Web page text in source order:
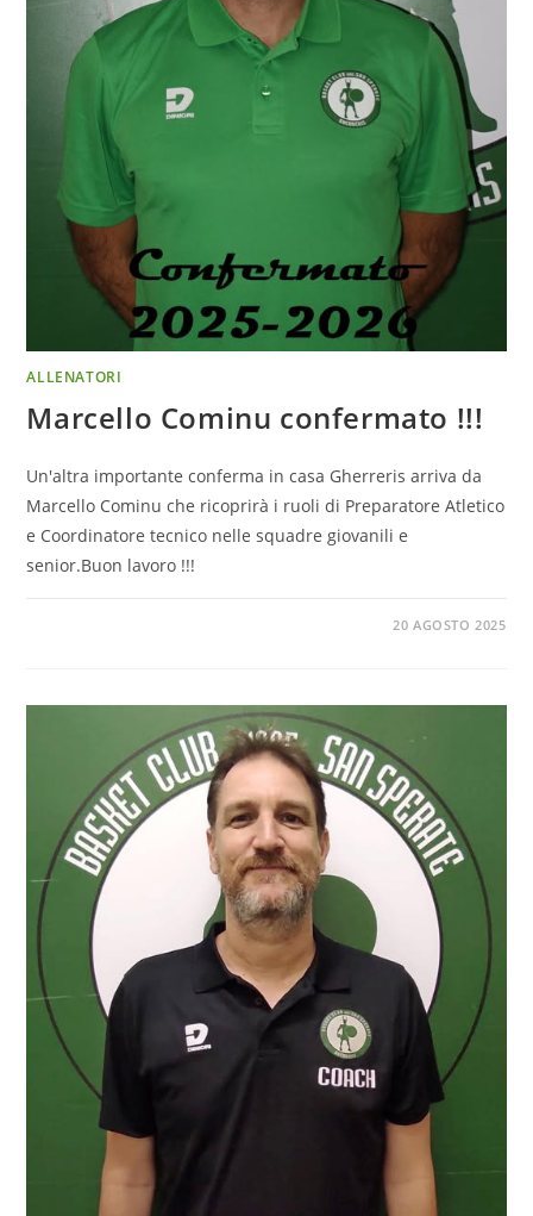
ALLENATORI
Marcello Cominu confermato !!!
Un'altra importante conferma in casa Gherreris arriva da
Marcello Cominu che ricoprirà i ruoli di Preparatore Atletico
e Coordinatore tecnico nelle squadre giovanili e
senior.Buon lavoro !!!
20 AGOSTO 2025